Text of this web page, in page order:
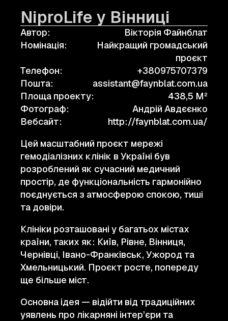
NiproLife у Вінниці
Автор:
Вікторія Файнблат
Номінація:
Найкращий громадський
проєкт
Телефон:
+380975707379
Пошта:
assistant@faynblat.com.ua
Площа проекту:
438,5 M²
Фотограф:
Андрій Авдєєнко
Вебсайт:
http://faynblat.com.ua/
Цей масштабний проєкт мережі
гемодіалізних клінік в Україні був
розроблений як сучасний медичний
простір, де функціональність гармонійно
поєднується з атмосферою спокою, тиші
та довіри.
Клініки розташовані у багатьох містах
країни, таких як: Київ, Рівне, Вінниця,
Чернівці, Івано-Франківськ, Ужород та
Хмельницький. Проєкт росте, попереду
ще більше міст.
Основна ідея — відійти від традиційних
уявлень про лікарняні інтер’єри та